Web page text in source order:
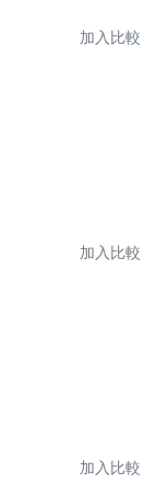
加入比較
加入比較
加入比較